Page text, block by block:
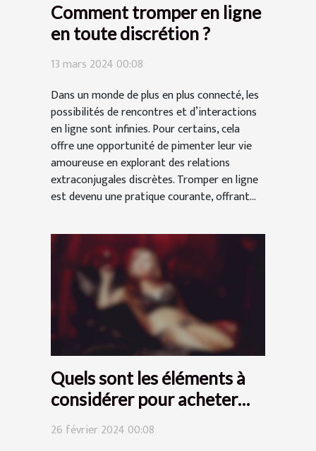
Comment tromper en ligne
en toute discrétion ?
13 mars 2024 00:08
Dans un monde de plus en plus connecté, les
possibilités de rencontres et d’interactions
en ligne sont infinies. Pour certains, cela
offre une opportunité de pimenter leur vie
amoureuse en explorant des relations
extraconjugales discrètes. Tromper en ligne
est devenu une pratique courante, offrant...
Quels sont les éléments à
considérer pour acheter
votre sex doll ?
26 février 2024 00:08